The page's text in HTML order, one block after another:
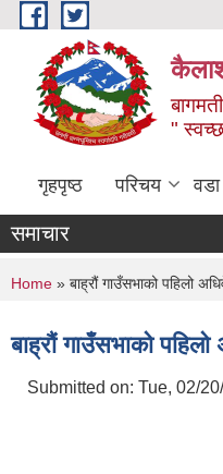
Skip to main content
" स्वच्छ
गृहपृष्ठ परिचय
समाचार
You are here
Home » बाह्रौं गाउँसभाको पहिलो
बाह्रौं गाउँसभाको
Submitted on: Tue, 02/